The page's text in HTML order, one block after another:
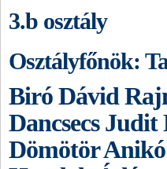
3.b osztály
Osztályfőnök:
Biró Dávid
Dancsecs
Dömötör